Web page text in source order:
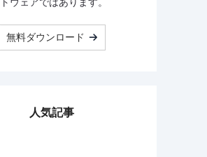
無料ダウンロード
人気記事